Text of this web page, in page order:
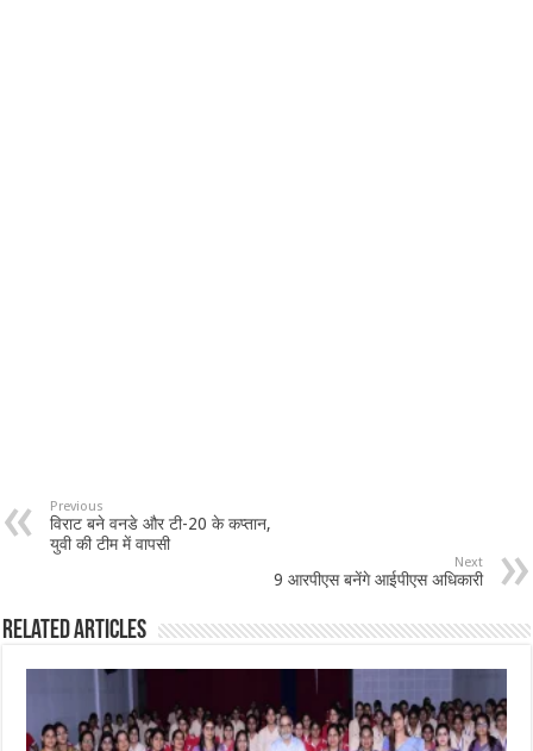
Previous
विराट बने वनडे और टी-20 के कप्तान,
युवी की टीम में वापसी
Next
9 आरपीएस बनेंगे आईपीएस अधिकारी
Related Articles